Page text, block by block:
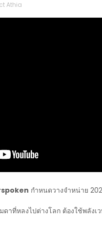
Athia
กำหนดวางจำหน่าย
ดาที่หลงไปต่างโลก ต้องใช้พลัง